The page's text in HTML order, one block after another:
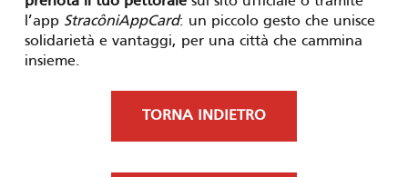
l’app StracôniAppCard: un piccolo gesto che unisce
solidarietà e vantaggi, per una città che cammina
insieme.
TORNA INDIETRO